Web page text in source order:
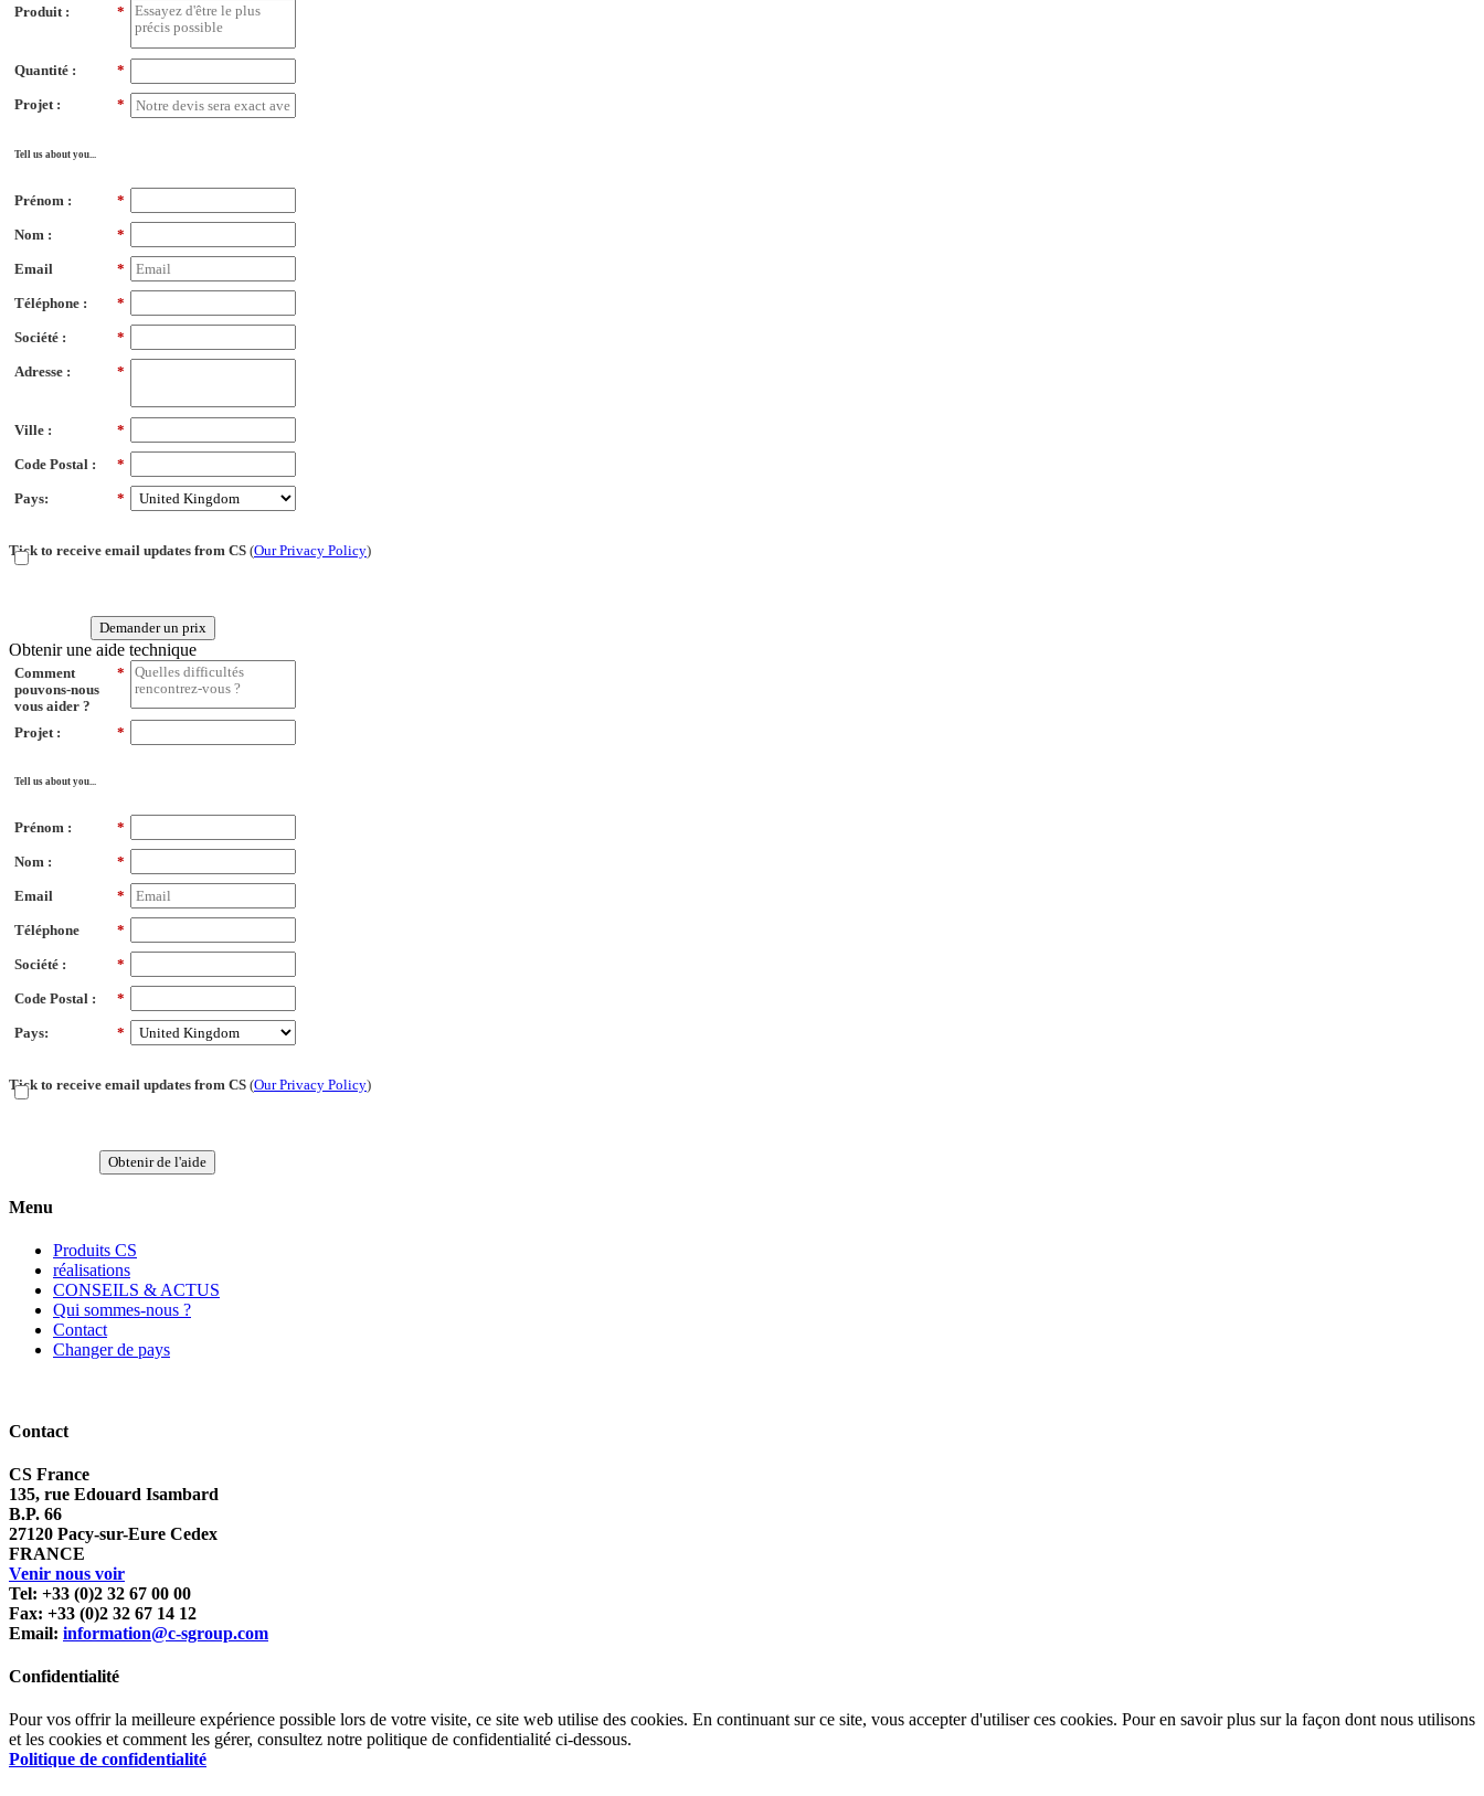
*
Produit :
*
Quantité :
*
Projet :
Tell us about you...
*
Prénom :
*
Nom :
*
Email
*
Téléphone :
*
Société :
*
Adresse :
*
Ville :
*
Code Postal :
*
Pays:
Tick to receive email updates from CS (Our Privacy Policy)
Demander un prix
Obtenir une aide technique
*
Comment
pouvons-nous
vous aider ?
*
Projet :
Tell us about you...
*
Prénom :
*
Nom :
*
Email
*
Téléphone
*
Société :
*
Code Postal :
*
Pays:
Tick to receive email updates from CS (Our Privacy Policy)
Obtenir de l'aide
Menu
Produits CS
réalisations
CONSEILS & ACTUS
Qui sommes-nous ?
Contact
Changer de pays
Contact
CS France
135, rue Edouard Isambard
B.P. 66
27120 Pacy-sur-Eure Cedex
FRANCE
Venir nous voir
Tel: +33 (0)2 32 67 00 00
Fax: +33 (0)2 32 67 14 12
Email: information@c-sgroup.com
Confidentialité
Pour vos offrir la meilleure expérience possible lors de votre visite, ce site web utilise des cookies. En continuant sur ce site, vous accepter d'utiliser ces cookies. Pour en savoir plus sur la façon dont nous utilisons
et les cookies et comment les gérer, consultez notre politique de confidentialité ci-dessous.
Politique de confidentialité